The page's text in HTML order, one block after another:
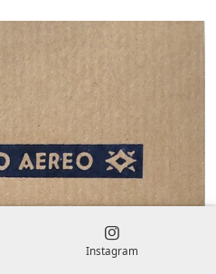
Instagram